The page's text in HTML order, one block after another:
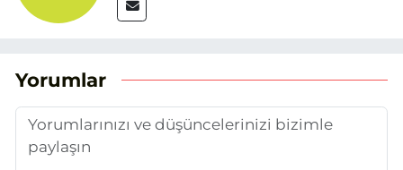
Yorumlar